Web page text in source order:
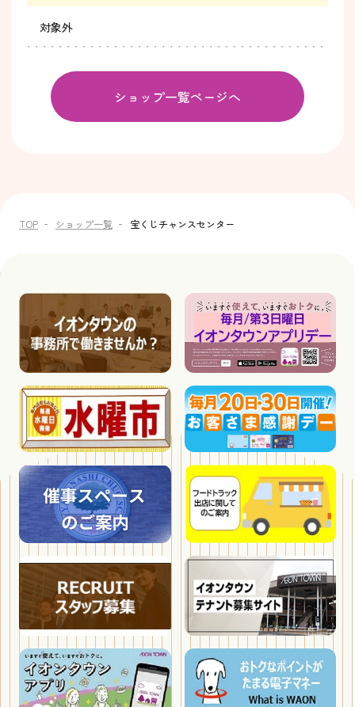
対象外
ショップ一覧ページへ
TOP ショップ一覧 宝くじチャンスセンター